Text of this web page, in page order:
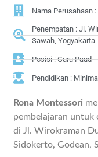
Nama Perusahaan
Penempatan : Jl.
Sawah, Yogyakarta
Posisi : Guru Paud
Pendidikan :
Rona Montessori
pembelajaran untuk
di Jl. Wirokraman
Sidokerto, Godean,